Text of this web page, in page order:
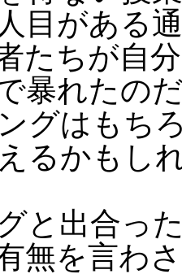
目がある
たちが自
暴れたの
グはもち
るかもし
と出合っ
無を言わ